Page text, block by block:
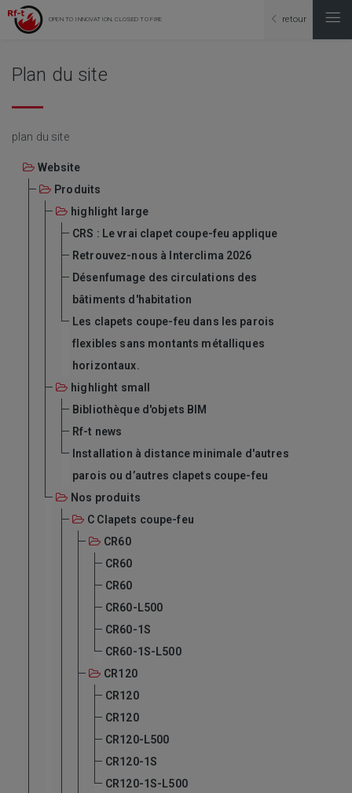
OPEN TO INNOVATION, CLOSED TO FIRE retour
Plan du site
plan du site
Website
Produits
highlight large
CRS : Le vrai clapet coupe-feu applique
Retrouvez-nous à Interclima 2026
Désenfumage des circulations des
bâtiments d'habitation
Les clapets coupe-feu dans les parois
flexibles sans montants métalliques
horizontaux.
highlight small
Bibliothèque d'objets BIM
Rf-t news
Installation à distance minimale d'autres
parois ou d’autres clapets coupe-feu
Nos produits
C Clapets coupe-feu
CR60
CR60
CR60
CR60-L500
CR60-1S
CR60-1S-L500
CR120
CR120
CR120
CR120-L500
CR120-1S
CR120-1S-L500